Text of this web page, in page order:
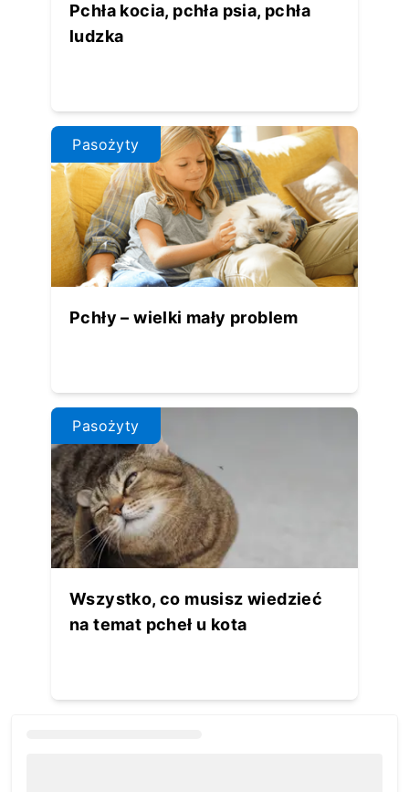
Pchła kocia, pchła psia, pchła
ludzka
Pasożyty
Pchły – wielki mały problem
Pasożyty
Wszystko, co musisz wiedzieć
na temat pcheł u kota